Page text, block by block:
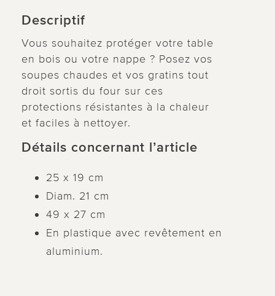
Descriptif
Vous souhaitez protéger votre table
en bois ou votre nappe ? Posez vos
soupes chaudes et vos gratins tout
droit sortis du four sur ces
protections résistantes à la chaleur
et faciles à nettoyer.
Détails concernant l’article
25 x 19 cm
Diam. 21 cm
49 x 27 cm
En plastique avec revêtement en
aluminium.